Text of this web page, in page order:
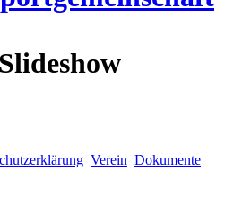
Verein Dokumente